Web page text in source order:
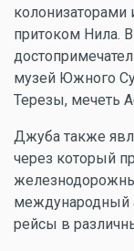
колонизаторами
притоком Нила.
музей Южного
Терезы, мечеть
Джуба также
через который
международный
рейсы в